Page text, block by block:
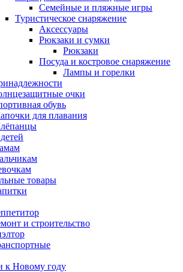
Семейные и пляжные игры
Туристическое снаряжение
Аксессуары
Рюкзаки и сумки
Рюкзаки
Посуда и костровое снаряжение
Лампы и горелки
очки
обувь
для плавания
товары
и строительство
к Новому году